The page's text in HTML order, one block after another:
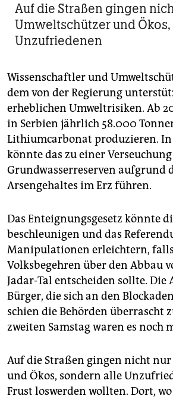
Auf die Straßen gingen
Umweltschützer und
Unzufriedenen
Wissenschaftler und
dem von der Regierung
erheblichen Umweltrisiken. Ab
in Serbien jährlich 58.000
Lithiumcarbonat produzieren. In
könnte das zu einer
Grundwasserreserven aufgrund
Arsengehaltes im Erz führen.
Das Enteignungsgesetz könnte
beschleunigen und das
Manipulationen erleichtern,
Volksbegehren über den Abbau
Jadar-Tal entscheiden sollte. Die
Bürger, die sich an den
schien die Behörden überrascht
zweiten Samstag waren es noch
Auf die Straßen gingen nicht
und Ökos, sondern alle
Frust loswerden wollten. Dort,